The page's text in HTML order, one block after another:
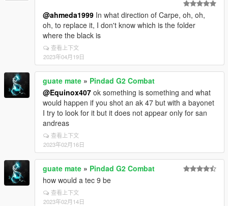
@ahmeda1999 In what direction of Carpe, oh, oh,
oh, to replace it, I don't know which is the folder
where the black is
查看上下文
2023年04月19日
guate mate » Pindad G2 Combat
@Equinox407 ok something is something and what
would happen if you shot an ak 47 but with a bayonet
I try to look for it but it does not appear only for san
andreas
查看上下文
2023年02月16日
guate mate » Pindad G2 Combat
how would a tec 9 be
查看上下文
2023年02月14日